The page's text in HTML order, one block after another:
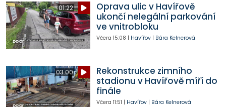
01:22
Oprava ulic v Havířově
ukončí nelegální parkování
ve vnitrobloku
Včera 15:08 | Havířov| Bára Kelnerová
03:00
Rekonstrukce zimního
stadionu v Havířově míří do
finále
Včera 11:51 | Havířov| Bára Kelnerová